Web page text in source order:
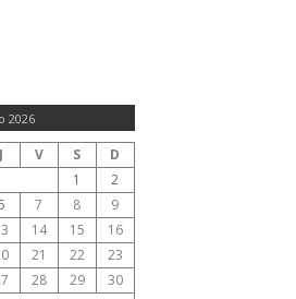
2026
J V S
D
1
2
7 8
9
14 15
16
21 22
23
28 29
30